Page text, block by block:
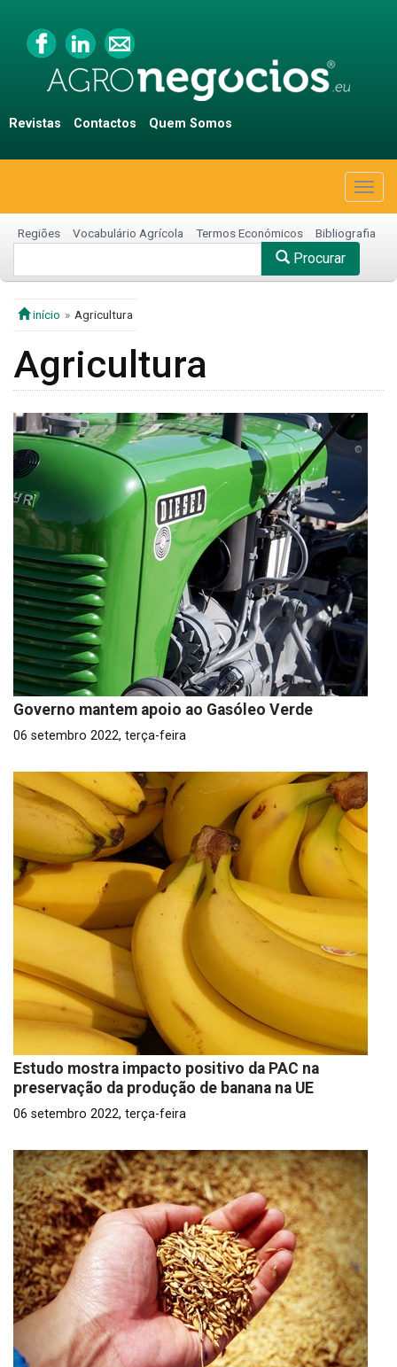
Revistas Contactos Quem Somos
Regiões Vocabulário Agrícola Termos Económicos Bibliografia
Procurar
início Agricultura
Agricultura
Governo mantem apoio ao Gasóleo Verde
06 setembro 2022, terça-feira
Estudo mostra impacto positivo da PAC na
preservação da produção de banana na UE
06 setembro 2022, terça-feira